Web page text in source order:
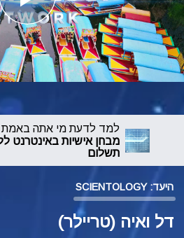
למד לדעת מי אתה באמת
מבחן אישיות באינטרנט
תשלום
היעד: SCIENTOLOGY
דל ואיה (טריילר)